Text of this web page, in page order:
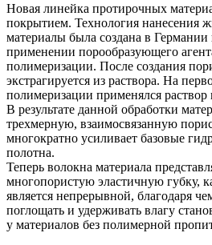
Новая линейка протирочных
покрытием. Технология нанесения
материалы была создана в Германии
применении порообразующего
полимеризации. После создания
экстрагируется из раствора. На
полимеризации применялся
В результате данной обработки
трехмерную, взаимосвязанную
многократно усиливает базовые
полотна.
Теперь волокна материала
многопористую эластичную губку,
является непрерывной, благодаря
поглощать и удерживать влагу
у материалов без полимерной